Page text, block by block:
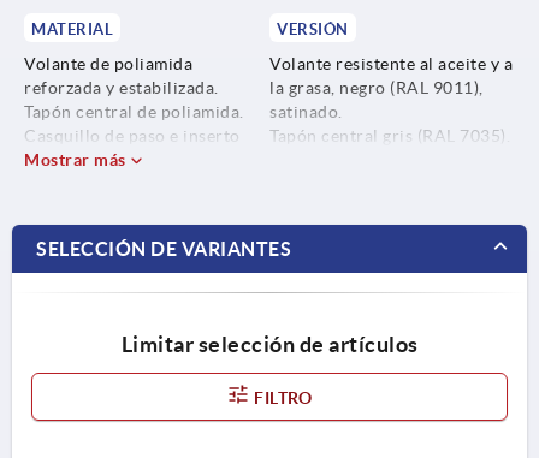
MATERIAL
Volante de poliamida
reforzada y estabilizada.
Tapón central de poliamida.
Casquillo de paso e inserto
roscado para empuñadura
VERSIÓN
Volante resistente al aceite y a
la grasa, negro (RAL 9011),
satinado.
Tapón central gris (RAL 7035).
Mostrar más
SELECCIÓN DE VARIANTES
Limitar selección de artículos
FILTRO